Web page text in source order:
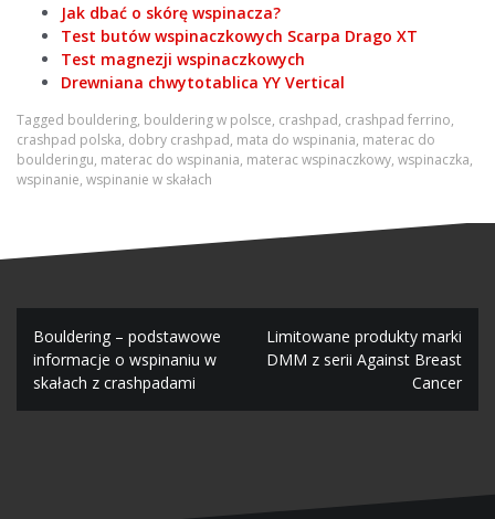
Jak dbać o skórę wspinacza?
Test butów wspinaczkowych Scarpa Drago XT
Test magnezji wspinaczkowych
Drewniana chwytotablica YY Vertical
Tagged bouldering, bouldering w polsce, crashpad, crashpad ferrino,
crashpad polska, dobry crashpad, mata do wspinania, materac do
boulderingu, materac do wspinania, materac wspinaczkowy, wspinaczka,
wspinanie, wspinanie w skałach
N
w
Bouldering – podstawowe
informacje o wspinaniu w
skałach z crashpadami
Limitowane produkty marki
DMM z serii Against Breast
Cancer